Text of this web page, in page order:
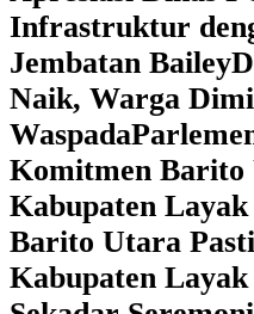
Infrastruktur
Jembatan Bailey
Naik, Warga
Waspada
Komitmen
Kabupaten
Barito Utara
Kabupaten